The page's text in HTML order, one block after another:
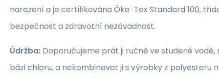
narození a je certifikována Öko-Tex Standard 100,
bezpečnost a zdravotní nezávadnost.
Údržba: Doporučujeme prát ji ručně ve studené
bázi chloru, a nekombinovat ji s výrobky z polyesteru